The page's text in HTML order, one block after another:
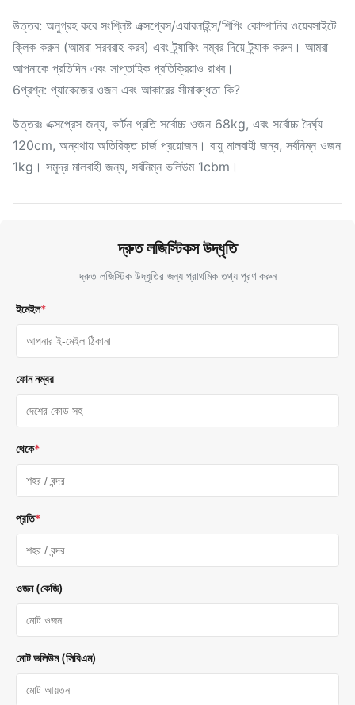
উত্তর: অনুগ্রহ করে সংশ্লিষ্ট এক্সপ্রেস/এয়ারলাইন্স/শিপিং কোম্পানির ওয়েবসাইটে
ক্লিক করুন (আমরা সরবরাহ করব) এবং ট্র্যাকিং নম্বর দিয়ে ট্র্যাক করুন। আমরা
আপনাকে প্রতিদিন এবং সাপ্তাহিক প্রতিক্রিয়াও রাখব।
6প্রশ্ন: প্যাকেজের ওজন এবং আকারের সীমাবদ্ধতা কি?
উত্তরঃ এক্সপ্রেস জন্য, কার্টন প্রতি সর্বোচ্চ ওজন 68kg, এবং সর্বোচ্চ দৈর্ঘ্য
120cm, অন্যথায় অতিরিক্ত চার্জ প্রয়োজন। বায়ু মালবাহী জন্য, সর্বনিম্ন ওজন
1kg। সমুদ্র মালবাহী জন্য, সর্বনিম্ন ভলিউম 1cbm।
দ্রুত লজিস্টিকস উদ্ধৃতি
দ্রুত লজিস্টিক উদ্ধৃতির জন্য প্রাথমিক তথ্য পূরণ করুন
ইমেইল*
ফোন নম্বর
থেকে*
প্রতি*
ওজন (কেজি)
মোট ভলিউম (সিবিএম)